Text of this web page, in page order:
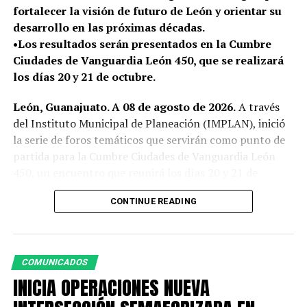
MUNDO DIGITAL
DON'T MISS
LEÓN ELEVA LA EXPERIENCIA TURÍSTICA CON NUEVO
MÓDULO DE INFORMACIÓN EN EL EXPIATORIO
fortalecer la visión de futuro de León y orientar su
desarrollo en las próximas décadas.
•Los resultados serán presentados en la Cumbre
Ciudades de Vanguardia León 450, que se realizará
los días 20 y 21 de octubre.
León, Guanajuato. A 08 de agosto de 2026.A través
del Instituto Municipal de Planeación (IMPLAN), inició
la serie de foros temáticos que servirán como punto de
partida para la Cumbre Ciudades de Vanguardia León
octubre a especialistas locales, nacionales e
internacionales para analizar los desafíos y
Este ejercicio forma parte de la agenda impulsada por el
Sistema de Consejos de la Administración Pública
Municipal, presidido por la presidenta Ale Gutiérrez,
con el propósito de fortalecer los procesos de
CONTINUE READING
COMUNICADOS
INICIA OPERACIONES NUEVA